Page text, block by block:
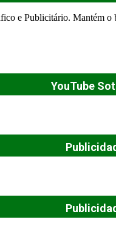
e Publicitário. Mantém o
YouTube